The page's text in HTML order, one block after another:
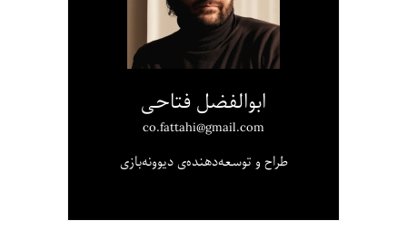
ابوالفضل فتاحی
co.fattahi@gmail.com
طراح و توسعه‌دهنده‌ی دیوونه‌بازی